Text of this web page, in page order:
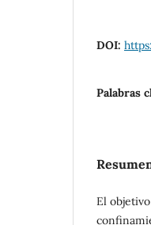
DOI:
Palabras
El